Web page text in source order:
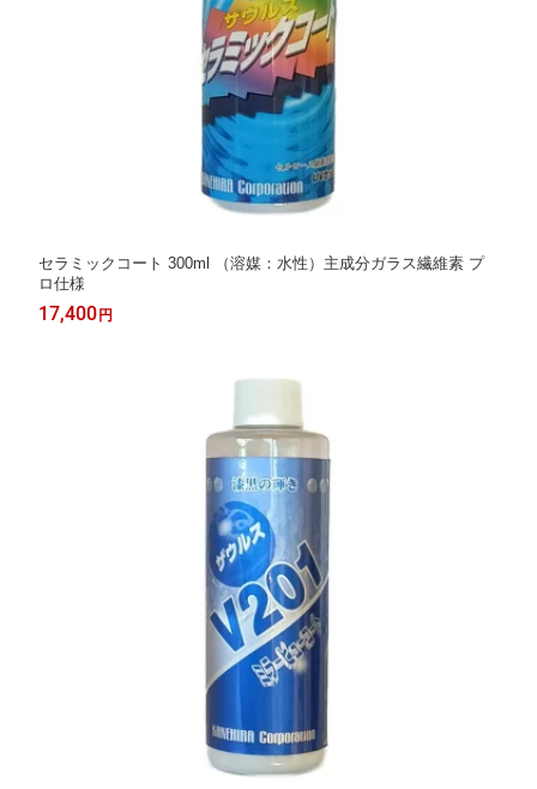
セラミックコート 300ml （溶媒：水性）主成分ガラス繊維素 プ
ロ仕様
17,400 円